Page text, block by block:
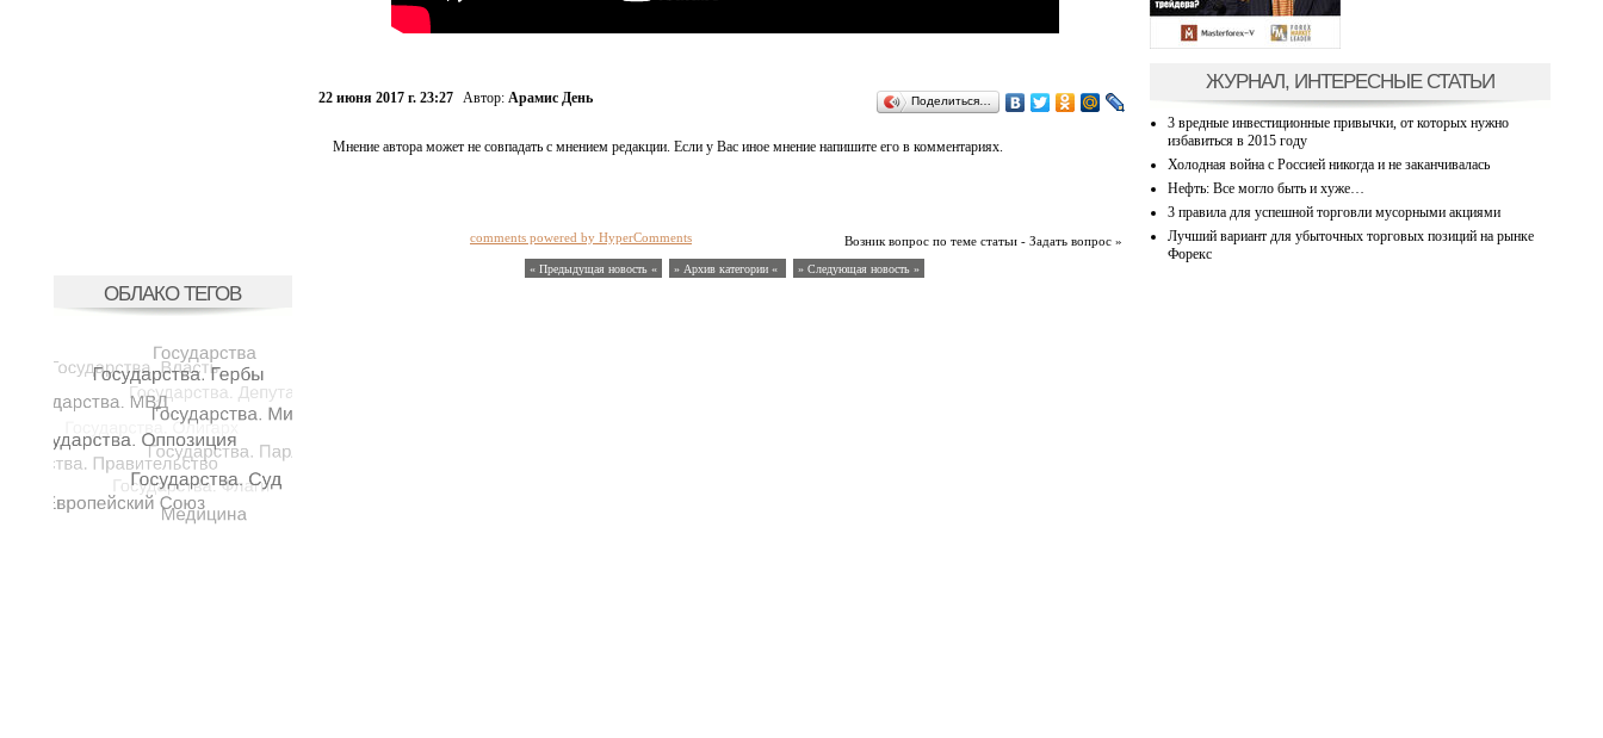
ОБЛАКО ТЕГОВ
22 июня 2017 г. 23:27 Автор: Арамис День Поделиться…
Мнение автора может не совпадать с мнением редакции. Если у Вас иное мнение напишите его в комментариях.
Возник вопрос по теме статьи - Задать вопрос »
comments powered by HyperComments
« Предыдущая новость « » Архив категории « » Следующая новость »
ЖУРНАЛ, ИНТЕРЕСНЫЕ СТАТЬИ
3 вредные инвестиционные привычки, от которых нужно
избавиться в 2015 году
Холодная война с Россией никогда и не заканчивалась
Нефть: Все могло быть и хуже…
3 правила для успешной торговли мусорными акциями
Лучший вариант для убыточных торговых позиций на рынке
Форекс